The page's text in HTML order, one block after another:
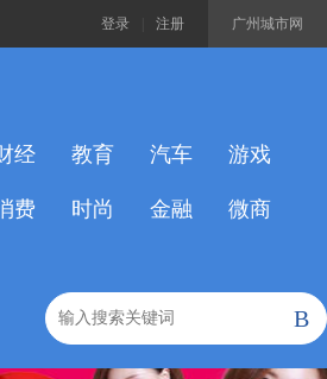
广州城市网
登录 注册
经 教育 汽车 游戏
费 时尚 金融 微商
B